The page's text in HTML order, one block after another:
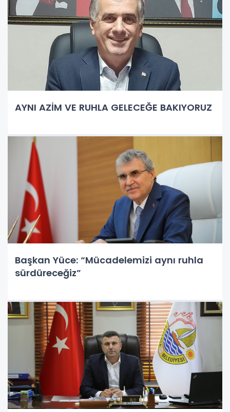
AYNI AZİM VE RUHLA GELECEĞE BAKIYORUZ
Başkan Yüce: “Mücadelemizi aynı ruhla
sürdüreceğiz”